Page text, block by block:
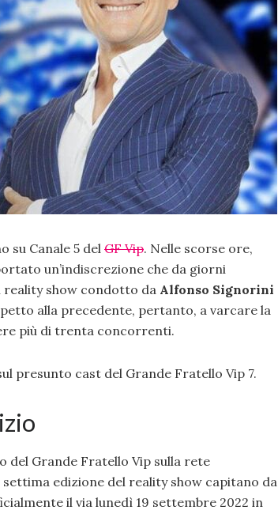
su Canale 5 del GF Vip. Nelle scorse ore,
un’indiscrezione che da giorni
reality show condotto da Alfonso Signorini
alla precedente, pertanto, a varcare la
più di trenta concorrenti.
presunto cast del Grande Fratello Vip 7.
del Grande Fratello Vip sulla rete
edizione del reality show capitano da
il via lunedì 19 settembre 2022 in